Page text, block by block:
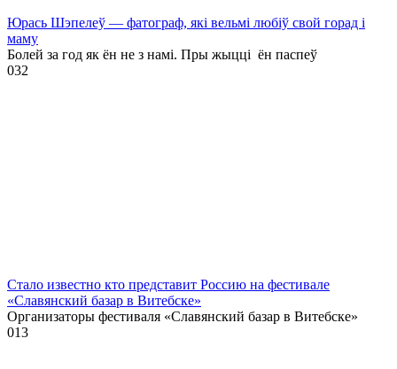
Юрась Шэпелеў — фатограф, які вельмі любіў свой горад і
маму
Болей за год як ён не з намі. Пры жыцці ён паспеў
032
Стало известно кто представит Россию на фестивале
«Славянский базар в Витебске»
Организаторы фестиваля «Славянский базар в Витебске»
013